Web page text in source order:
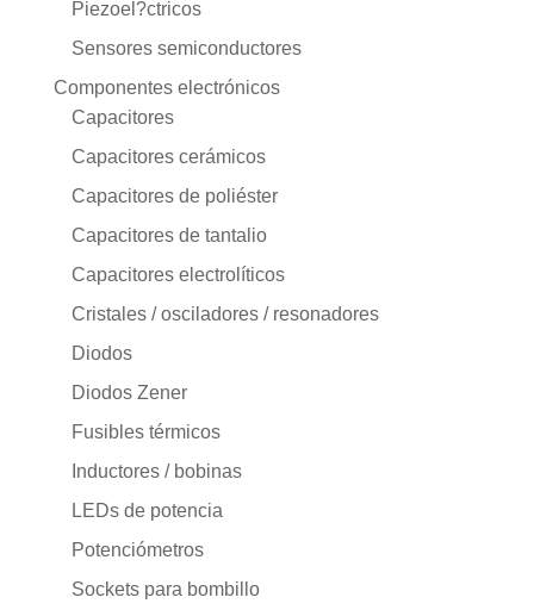
Piezoel?ctricos
Sensores semiconductores
Componentes electrónicos
Capacitores
Capacitores cerámicos
Capacitores de poliéster
Capacitores de tantalio
Capacitores electrolíticos
Cristales / osciladores / resonadores
Diodos
Diodos Zener
Fusibles térmicos
Inductores / bobinas
LEDs de potencia
Potenciómetros
Sockets para bombillo